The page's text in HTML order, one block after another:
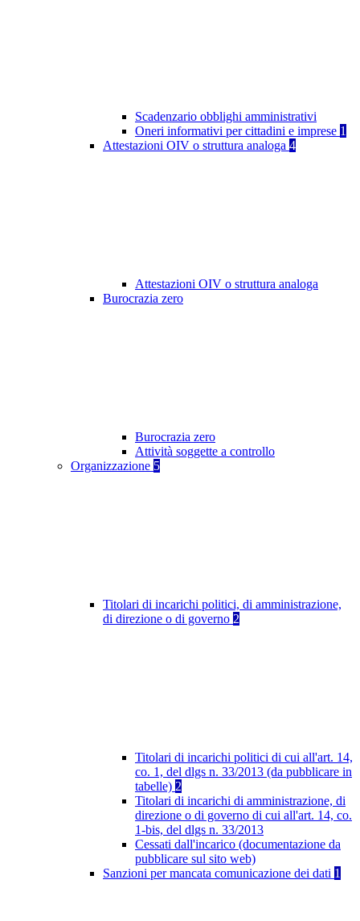
Scadenzario obblighi amministrativi
Oneri informativi per cittadini e imprese 1
Attestazioni OIV o struttura analoga 4
Attestazioni OIV o struttura analoga
Burocrazia zero
Burocrazia zero
Attività soggette a controllo
Organizzazione 5
Titolari di incarichi politici, di amministrazione,
di direzione o di governo 2
Titolari di incarichi politici di cui all'art. 14,
co. 1, del dlgs n. 33/2013 (da pubblicare in
tabelle) 2
Titolari di incarichi di amministrazione, di
direzione o di governo di cui all'art. 14, co.
1-bis, del dlgs n. 33/2013
Cessati dall'incarico (documentazione da
pubblicare sul sito web)
Sanzioni per mancata comunicazione dei dati 1